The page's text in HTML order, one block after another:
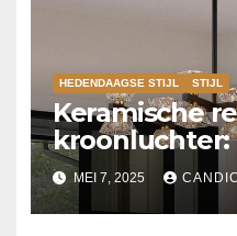
HEDENDAAGSE STIJL STIJL
Keramische
kroonluchter:
eyecatcher
MEI 7, 2025